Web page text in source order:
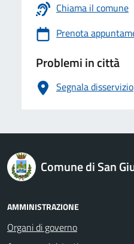
Chiama il comune
Prenota
Problemi in città
Segnala disservizio
logo Unione Europea
Comune di San
AMMINISTRAZIONE
Organi di governo